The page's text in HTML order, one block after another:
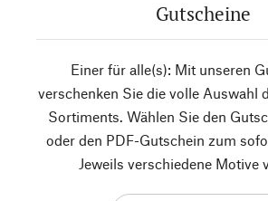
Gutscheine
Einer für alle(s): Mit unseren
verschenken Sie die volle Auswahl
Sortiments. Wählen Sie den
oder den PDF-Gutschein zum
Jeweils verschiedene Motive